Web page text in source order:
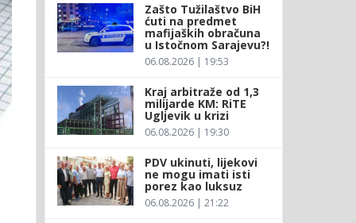
Zašto Tužilaštvo BiH
ćuti na predmet
mafijaških obračuna
u Istočnom Sarajevu?!
06.08.2026 | 19:53
Kraj arbitraže od 1,3
milijarde KM: RiTE
Ugljevik u krizi
06.08.2026 | 19:30
PDV ukinuti, lijekovi
ne mogu imati isti
porez kao luksuz
06.08.2026 | 21:22